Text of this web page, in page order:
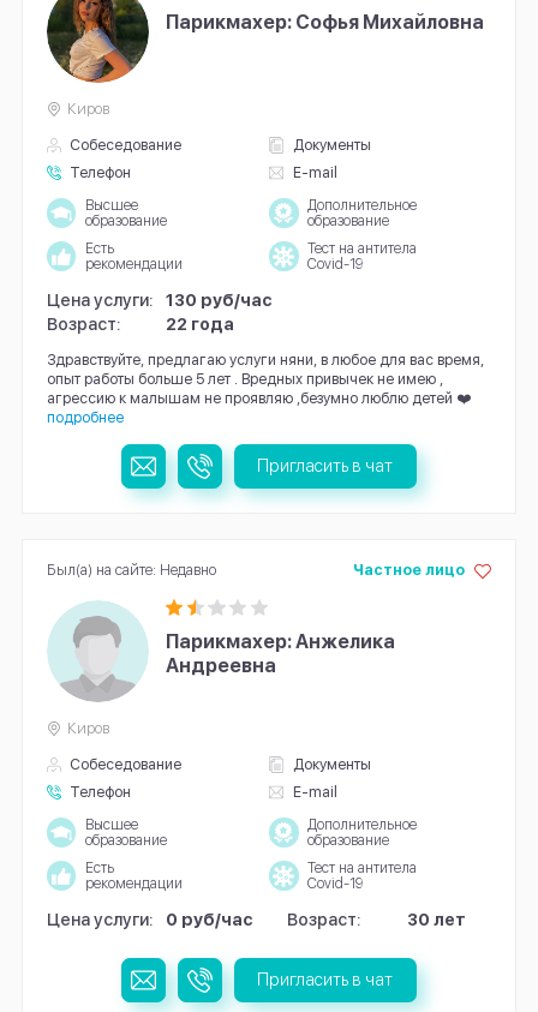
Парикмахер: Софья Михайловна
Собеседование
Документы
Телефон
E-mail
Киров
Высшее
образование
Дополнительное
образование
Есть
рекомендации
Тест на антитела
Covid-19
Цена услуги:
130 руб/час
Возраст:
22 года
Здравствуйте, предлагаю услуги няни, в любое для вас время,
опыт работы больше 5 лет . Вредных привычек не имею ,
агрессию к малышам не проявляю ,безумно люблю детей ❤️
подробнее
Пригласить в чат
Парикмахер: Анжелика
Андреевна
Собеседование
Документы
Телефон
E-mail
Частное лицо
Киров
Высшее
образование
Дополнительное
образование
Есть
рекомендации
Тест на антитела
Covid-19
Цена услуги: 0 руб/час Возраст: 30 лет
Был(а) на сайте: Недавно
Пригласить в чат